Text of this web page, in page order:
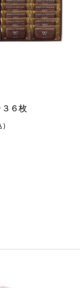
６枚